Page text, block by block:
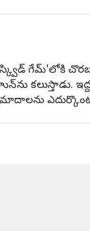
గేమ్‌'లోకి
కలుస్తాడు.